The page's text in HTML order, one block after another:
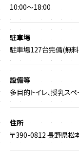
10:00～18:00
駐車場
駐車場127台完備(無
設備等
多目的トイレ、授乳ス
住所
〒390-0812 長野県松